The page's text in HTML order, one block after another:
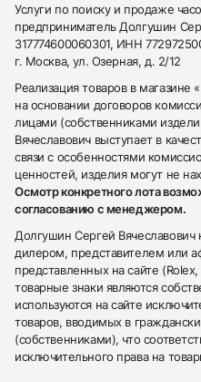
Услуги по поиску и продаже
предприниматель Долгушин
317774600060301, ИНН
г. Москва, ул. Озерная, д. 2/12
Реализация товаров в магазине
на основании договоров
лицами (собственниками
Вячеславович выступает в
связи с особенностями
ценностей, изделия могут не
Осмотр конкретного лота
согласованию с менеджером.
Долгушин Сергей
дилером, представителем или
представленных на сайте
товарные знаки являются
используются на сайте
товаров, вводимых в
(собственниками), что
исключительного права на